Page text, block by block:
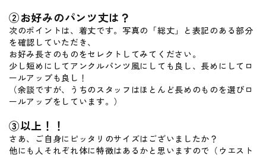
②お好みのパンツ丈は？
次のポイントは、着丈です。写真の「総丈」と表記のある部分
を確認していただき、
お好み長さのものをセレクトしてみてください。
少し短めにしてアンクルパンツ風にしても良し、長めにしてロ
ールアップも良し！
（余談ですが、うちのスタッフはほとんど長めのものを選びロ
ールアップをしています。）
③以上！！
さあ、ご自身にピッタリのサイズはございましたか？
他にも人それぞれ体に特徴はあるかと思いますので（ウエスト